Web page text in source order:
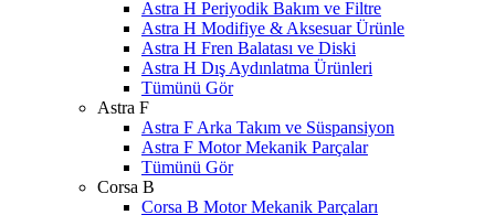
Astra H Periyodik Bakım ve Filtre
Astra H Modifiye & Aksesuar Ürünle
Astra H Fren Balatası ve Diski
Astra H Dış Aydınlatma Ürünleri
Tümünü Gör
Astra F
Astra F Arka Takım ve Süspansiyon
Astra F Motor Mekanik Parçalar
Tümünü Gör
Corsa B
Corsa B Motor Mekanik Parçaları